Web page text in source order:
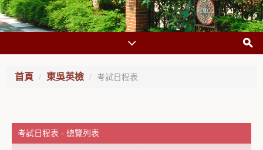
首頁 東吳英檢 考試日程表
考試日程表 - 總覽列表